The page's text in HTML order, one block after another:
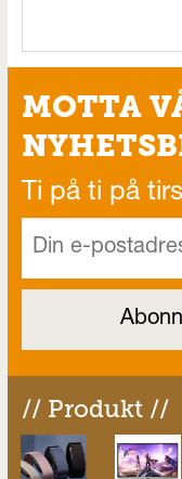
MOTTA
Ti på ti på
// Produkt //